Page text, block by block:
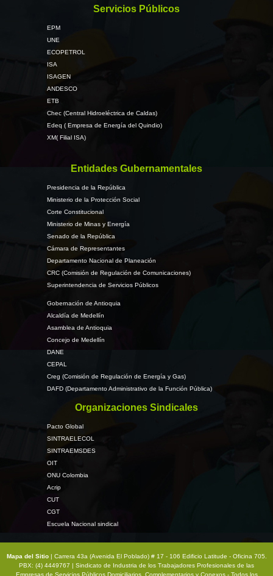
Servicios Públicos
EPM
UNE
ECOPETROL
ISA
ISAGEN
ANDESCO
ETB
Chec (Central Hidroeléctrica de Caldas)
Edeq ( Empresa de Energía del Quindio)
XM( Filial ISA)
Entidades Gubernamentales
Presidencia de la República
Ministerio de la Protección Social
Corte Constitucional
Ministerio de Minas y Energía
Senado de la República
Cámara de Representantes
Departamento Nacional de Planeación
CRC (Comisión de Regulación de Comunicaciones)
Superintendencia de Servicios Públicos
Gobernación de Antioquia
Alcaldía de Medellín
Asamblea de Antioquia
Concejo de Medellín
DANE
CEPAL
Creg (Comisión de Regulación de Energía y Gas)
DAFD (Departamento Administrativo de la Función Pública)
Organizaciones Sindicales
Pacto Global
SINTRAELECOL
SINTRAEMSDES
OIT
ONU Colombia
Acrip
CUT
CGT
Escuela Nacional sindical
Mapa del Sitio | Carrera 43a (Avenida El Poblado) # 17 - 106 Edificio Latitude - Oficina 705.
PBX: (4) 4449767 | Sindicato de Industria de los Trabajadores Profesionales de las
Empresas de Servicios Públicos Domiciliarios, Complementarios y Conexos - Todos los